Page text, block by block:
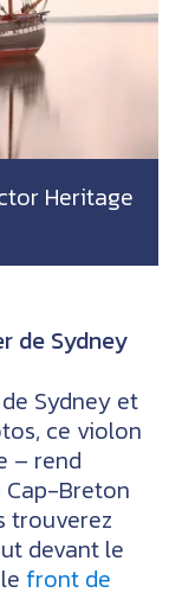
Heritage
de Sydney
Sydney et
ce violon
– rend
Breton
trouverez
devant le
front de